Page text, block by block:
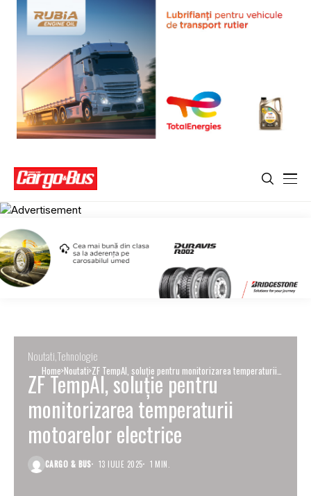
Home Noutati ZF TempAI, soluție pentru monitorizarea temperaturii
motoarelor electrice
Noutati Tehnologie
ZF TempAI, soluție pentru
monitorizarea temperaturii
motoarelor electrice
CARGO & BUS 13 IULIE 2025 1 MIN.